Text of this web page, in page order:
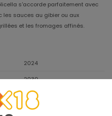
s'accorde parfaitement avec
les sauces au gibier ou aux
et les fromages affinés.
2024
2030
Corvina, Corvinone,
Rondinella